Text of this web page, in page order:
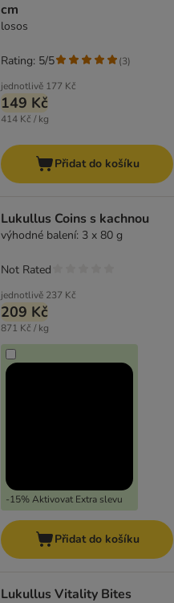
cm
losos
jednotlivě 177 Kč
149 Kč
414 Kč / kg
Rating: 5/5 (3)
Přidat do košíku
Lukullus Coins s kachnou
výhodné balení: 3 x 80 g
jednotlivě 237 Kč
209 Kč
871 Kč / kg
-15% Aktivovat Extra slevu
Not Rated
Přidat do košíku
Lukullus Vitality Bites